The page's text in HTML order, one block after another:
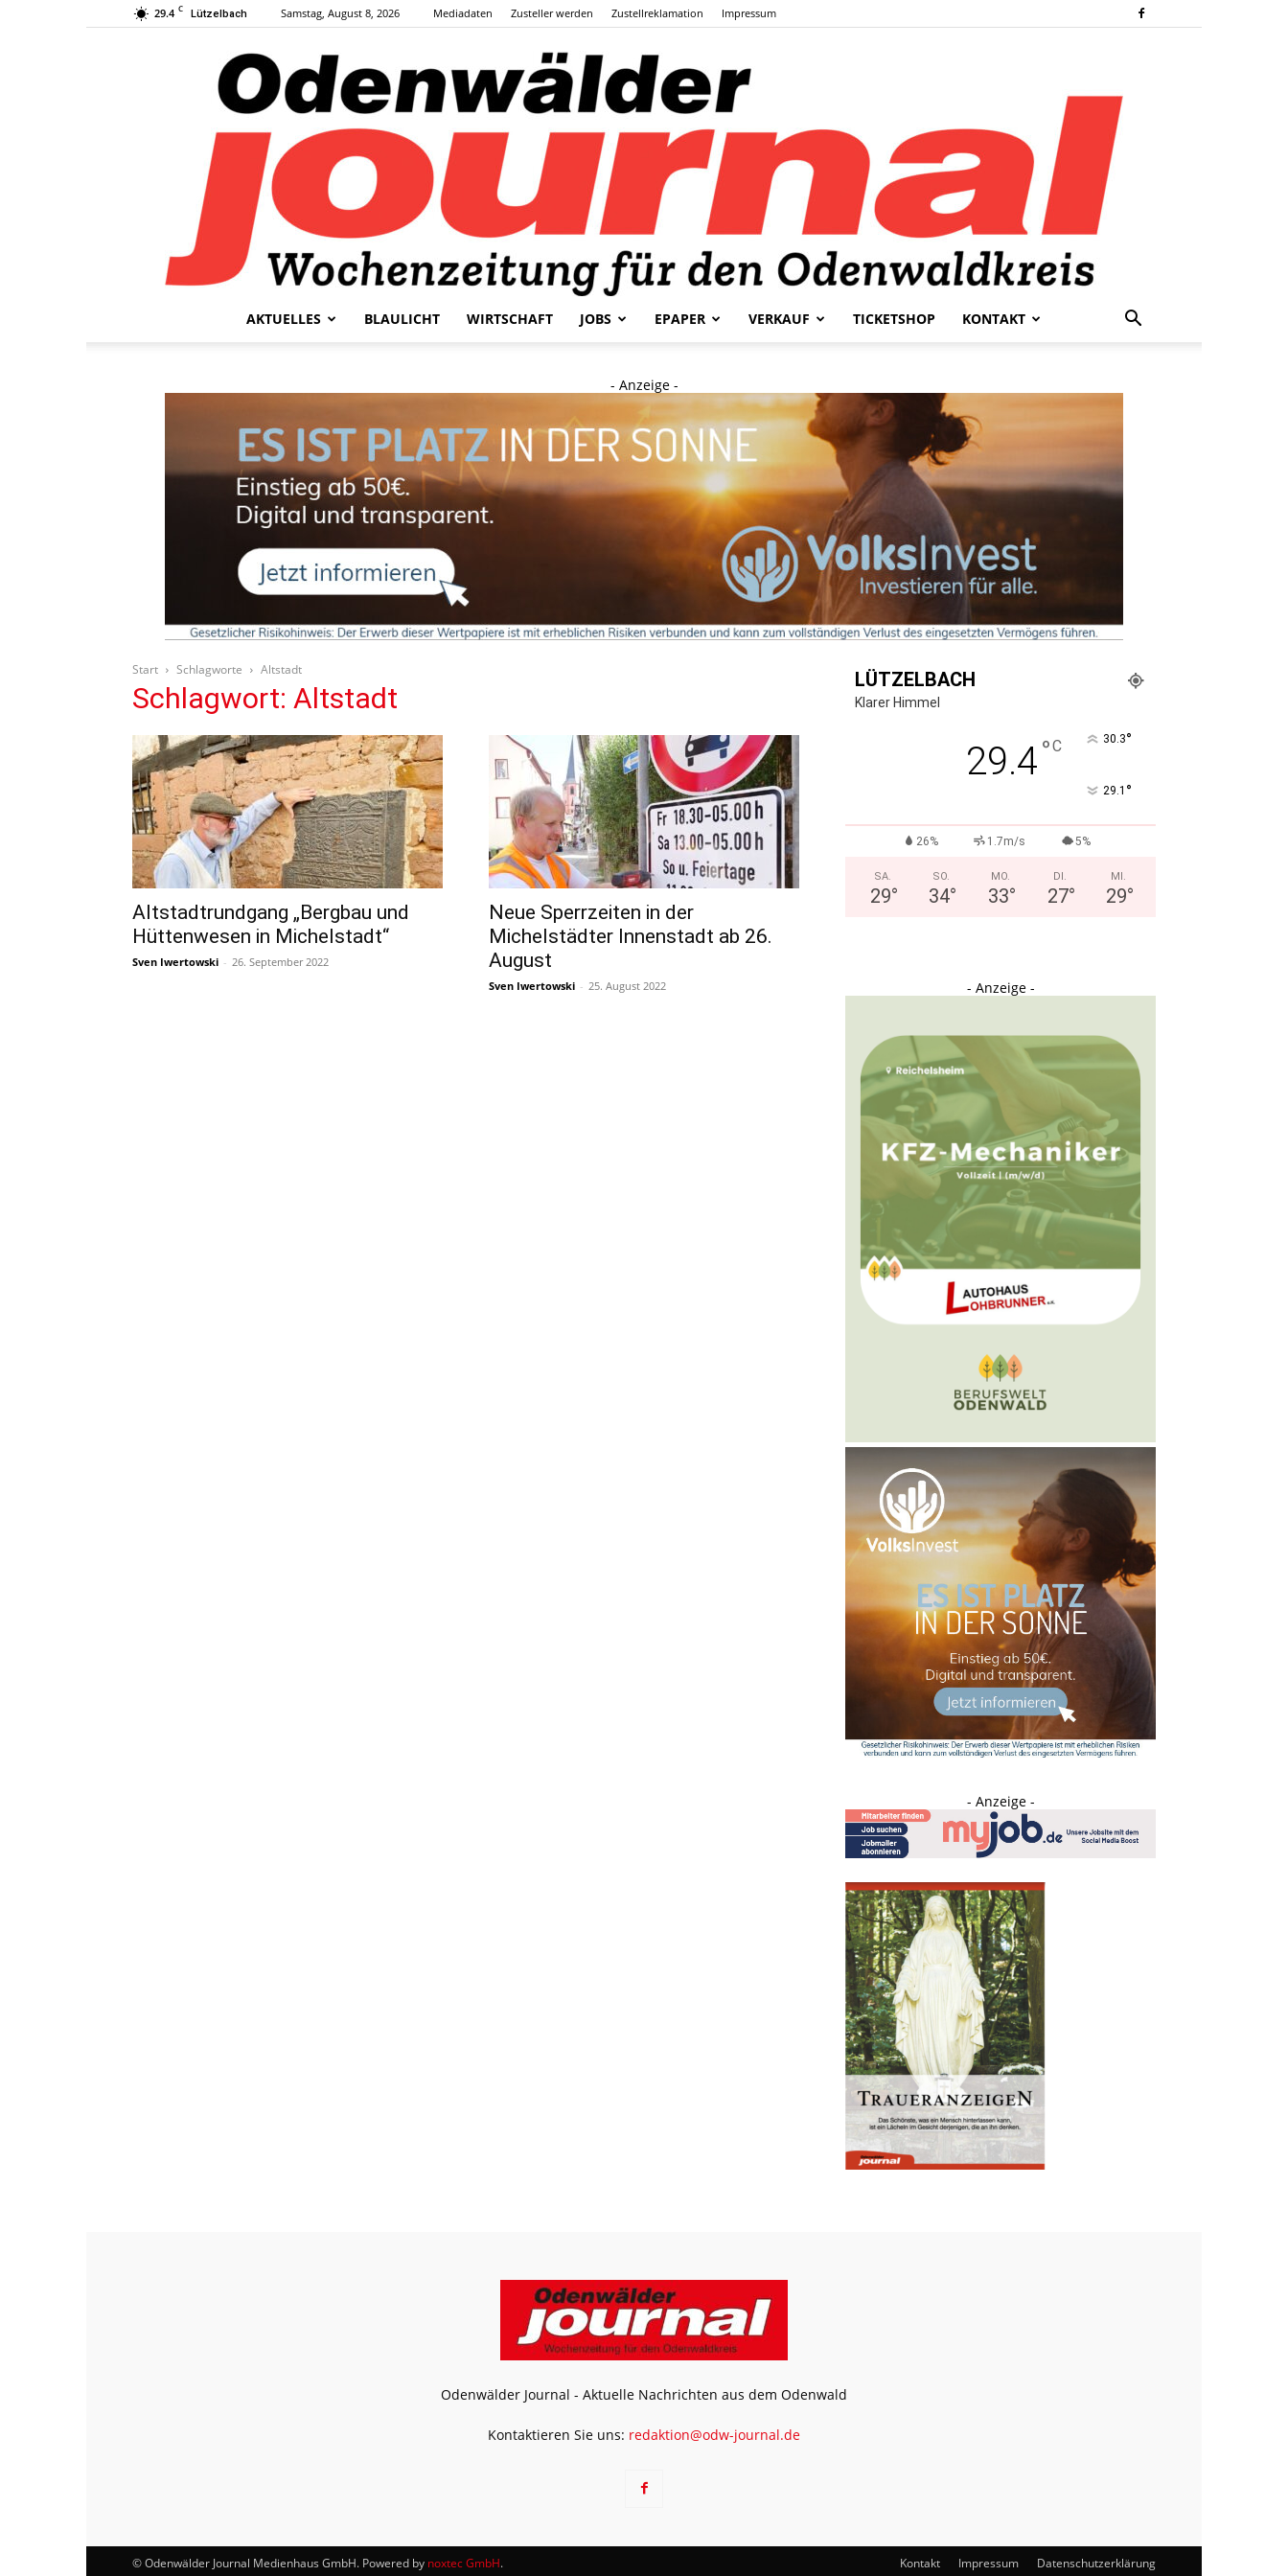
29.4 C Lützelbach Samstag, August 8, 2026 Mediadaten Zusteller werden Zustellreklamation Impressum
AKTUELLES BLAULICHT WIRTSCHAFT JOBS EPAPER VERKAUF TICKETSHOP KONTAKT
- Anzeige -
Start Schlagworte Altstadt
Schlagwort: Altstadt
Altstadtrundgang „Bergbau und
Hüttenwesen in Michelstadt“
Sven Iwertowski - 26. September 2022
Neue Sperrzeiten in der
Michelstädter Innenstadt ab 26.
August
Sven Iwertowski - 25. August 2022
LÜTZELBACH
Klarer Himmel
29.4°C 30.3°
29.1 °
26% 1.7m/s 5%
SA.
29°
SO.
34°
MO.
33°
DI.
27°
MI.
29°
- Anzeige -
- Anzeige -
Odenwälder Journal - Aktuelle Nachrichten aus dem Odenwald
Kontaktieren Sie uns: redaktion@odw-journal.de
Kontakt Impressum Datenschutzerklärung
© Odenwälder Journal Medienhaus GmbH. Powered by noxtec GmbH.